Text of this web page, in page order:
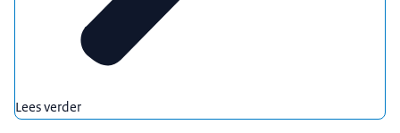
Lees verder